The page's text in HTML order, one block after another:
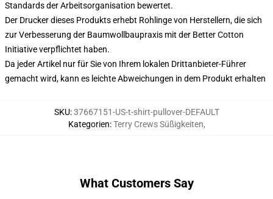
Standards der Arbeitsorganisation bewertet.
Der Drucker dieses Produkts erhebt Rohlinge von Herstellern, die sich
zur Verbesserung der Baumwollbaupraxis mit der Better Cotton
Initiative verpflichtet haben.
Da jeder Artikel nur für Sie von Ihrem lokalen Drittanbieter-Führer
gemacht wird, kann es leichte Abweichungen in dem Produkt erhalten
SKU:37667151-US-t-shirt-pullover-DEFAULT
Kategorien:Terry Crews Süßigkeiten,
What Customers Say